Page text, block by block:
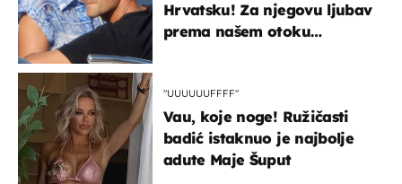
Hrvatsku! Za njegovu ljubav
prema našem otoku
"UUUUUUFFFF"
Vau, koje noge! Ružičasti
badić istaknuo je najbolje
adute Maje Šuput